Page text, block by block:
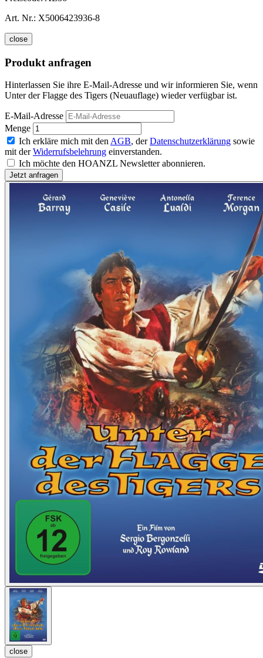
Art. Nr.: X5006423936-8
close
Produkt anfragen
Hinterlassen Sie ihre E-Mail-Adresse und wir informieren Sie, wenn
Unter der Flagge des Tigers (Neuauflage) wieder verfügbar ist.
E-Mail-Adresse
Menge
Ich erkläre mich mit den AGB, derDatenschutzerklärung sowie
mit derWiderrufsbelehrung einverstanden.
Ich möchte den HOANZL Newsletter abonnieren.
close